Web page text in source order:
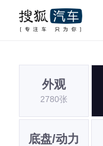
外观
2780张
底盘/动力